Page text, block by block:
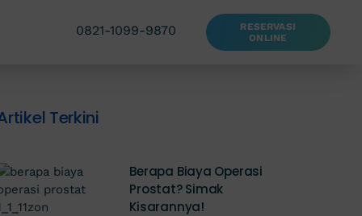
0821-1099-9870
RESERVASI
ONLINE
Terkini
Berapa Biaya Operasi
Prostat? Simak
Kisarannya!